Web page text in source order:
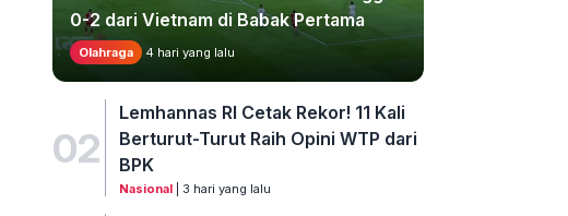
0-2 dari Vietnam di Babak Pertama
Olahraga 4 hari yang lalu
02
Lemhannas RI Cetak Rekor! 11 Kali
Berturut-Turut Raih Opini WTP dari
BPK
Nasional| 3 hari yang lalu